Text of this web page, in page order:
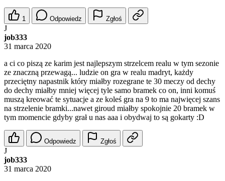
1 Odpowiedz Zgłoś
J
job333
31 marca 2020
a ci co piszą ze karim jest najlepszym strzelcem realu w tym sezonie
ze znaczną przewagą... ludzie on gra w realu madryt, każdy
przeciętny napastnik który miałby rozegrane te 30 meczy od dechy
do dechy miałby mniej więcej tyle samo bramek co on, inni komuś
muszą kreować te sytuacje a ze koleś gra na 9 to ma najwięcej szans
na strzelenie bramki...nawet giroud miałby spokojnie 20 bramek w
tym momencie gdyby grał u nas aaa i obydwaj to są gokarty :D
Odpowiedz Zgłoś
J
job333
31 marca 2020